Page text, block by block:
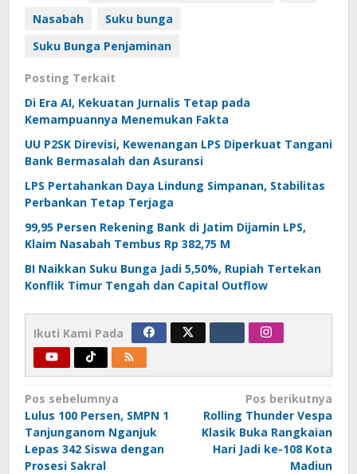
Nasabah
Suku bunga
Suku Bunga Penjaminan
Posting Terkait
Di Era AI, Kekuatan Jurnalis Tetap pada
Kemampuannya Menemukan Fakta
UU P2SK Direvisi, Kewenangan LPS Diperkuat Tangani
Bank Bermasalah dan Asuransi
LPS Pertahankan Daya Lindung Simpanan, Stabilitas
Perbankan Tetap Terjaga
99,95 Persen Rekening Bank di Jatim Dijamin LPS,
Klaim Nasabah Tembus Rp 382,75 M
BI Naikkan Suku Bunga Jadi 5,50%, Rupiah Tertekan
Konflik Timur Tengah dan Capital Outflow
Ikuti Kami Pada
Navigasi
pos
Pos sebelumnya
Lulus 100 Persen, SMPN 1
Tanjunganom Nganjuk
Lepas 342 Siswa dengan
Prosesi Sakral
Pos berikutnya
Rolling Thunder Vespa
Klasik Buka Rangkaian
Hari Jadi ke-108 Kota
Madiun